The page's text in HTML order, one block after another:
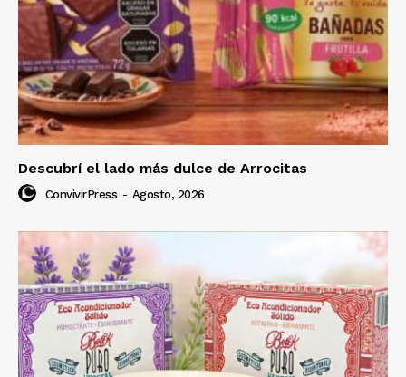
Descubrí el lado más dulce de Arrocitas
ConvivirPress - Agosto, 2026